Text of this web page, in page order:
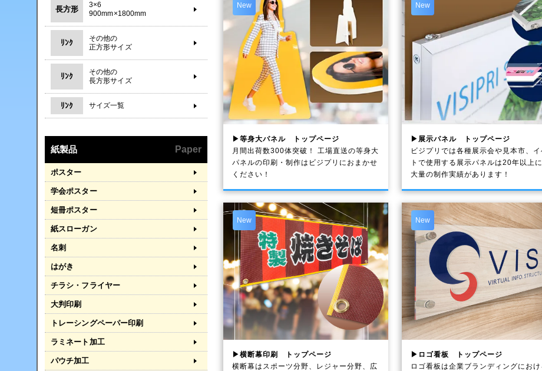
New
▶等身大パネル トップページ
月間出荷数300体突破！ 工場直送の等身大
パネルの印刷・制作は ビジプリ におまかせ
ください！
New
▶展示パネル トップページ
ビジプリでは各種展示会や見本市、イ
トで使用する展示パネルは20年以上
大量の制作実績があります！
New
▶横断幕印刷 トップページ
横断幕はスポーツ分野、レジャー分野、広
New
▶ロゴ看板 トップページ
ロゴ看板は企業ブランディングにおけ
長方形
3×6
900mm×1800mm
ﾘﾝｸ
その他の
正方形サイズ
ﾘﾝｸ
その他の
長方形サイズ
ﾘﾝｸ サイズ一覧
紙製品 Paper
ポスター
学会ポスター
短冊ポスター
紙スローガン
名刺
はがき
チラシ・フライヤー
大判印刷
トレーシングペーパー印刷
ラミネート加工
パウチ加工